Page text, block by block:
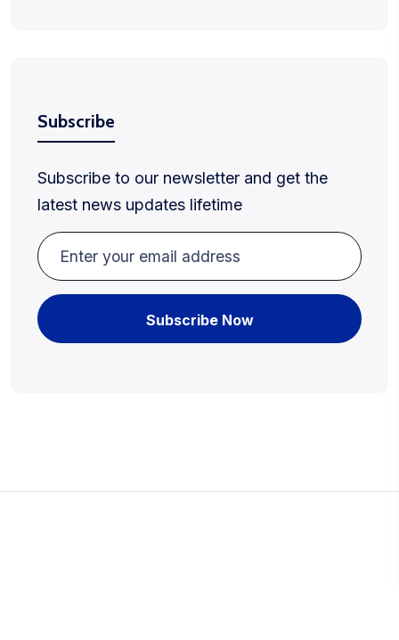
Subscribe
Subscribe to our newsletter and get the
latest news updates lifetime